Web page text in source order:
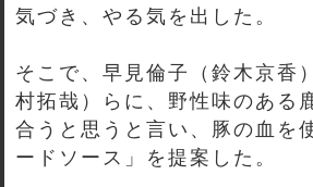
気づき、やる気を出した。
そこで、早見倫子（鈴木京香
村拓哉）らに、野性味のある
合うと思うと言い、豚の血を
ードソース」を提案した。